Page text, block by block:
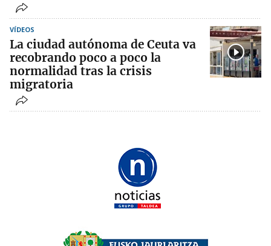
VÍDEOS
La ciudad autónoma de Ceuta va
recobrando poco a poco la
normalidad tras la crisis
migratoria